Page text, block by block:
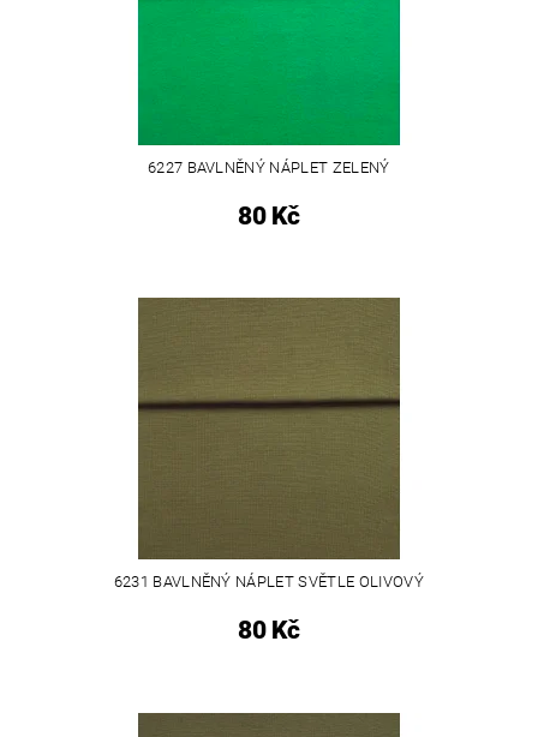
6227 BAVLNĚNÝ NÁPLET ZELENÝ
80 Kč
6231 BAVLNĚNÝ NÁPLET SVĚTLE OLIVOVÝ
80 Kč